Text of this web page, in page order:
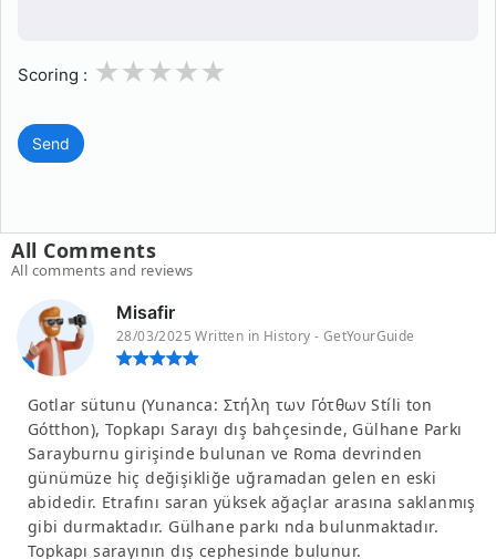
Scoring : 3
2
1
Send
All Comments
All comments and reviews
Misafir
28/03/2025 Written in History - GetYourGuide
Gotlar sütunu (Yunanca: Στήλη των Γότθων Stíli ton
Gótthon), Topkapı Sarayı dış bahçesinde, Gülhane Parkı
Sarayburnu girişinde bulunan ve Roma devrinden
günümüze hiç değişikliğe uğramadan gelen en eski
abidedir. Etrafını saran yüksek ağaçlar arasına saklanmış
gibi durmaktadır. Gülhane parkı nda bulunmaktadır.
Topkapı sarayının dış cephesinde bulunur.